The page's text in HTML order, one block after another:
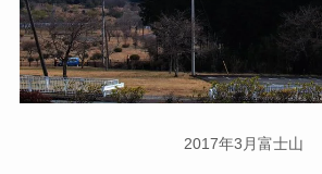
2017年3月富士山